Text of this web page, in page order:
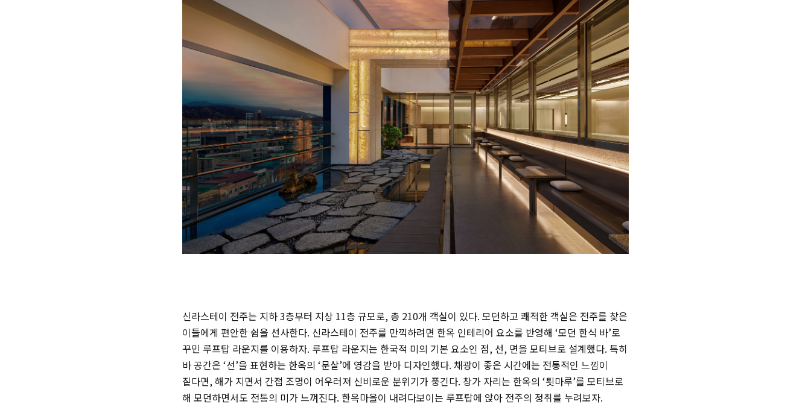
신라스테이 전주는 지하 3층부터 지상 11층 규모로, 총 210개 객실이 있다. 모던하고 쾌적한 객실은 전주를 찾은
이들에게 편안한 쉼을 선사한다. 신라스테이 전주를 만끽하려면 한옥 인테리어 요소를 반영해 ‘모던 한식 바’로
꾸민 루프탑 라운지를 이용하자. 루프탑 라운지는 한국적 미의 기본 요소인 점, 선, 면을 모티브로 설계했다. 특히
바 공간은 ‘선’을 표현하는 한옥의 ‘문살’에 영감을 받아 디자인했다. 채광이 좋은 시간에는 전통적인 느낌이
짙다면, 해가 지면서 간접 조명이 어우러져 신비로운 분위기가 풍긴다. 창가 자리는 한옥의 ‘툇마루’를 모티브로
해 모던하면서도 전통의 미가 느껴진다. 한옥마을이 내려다보이는 루프탑에 앉아 전주의 정취를 누려보자.